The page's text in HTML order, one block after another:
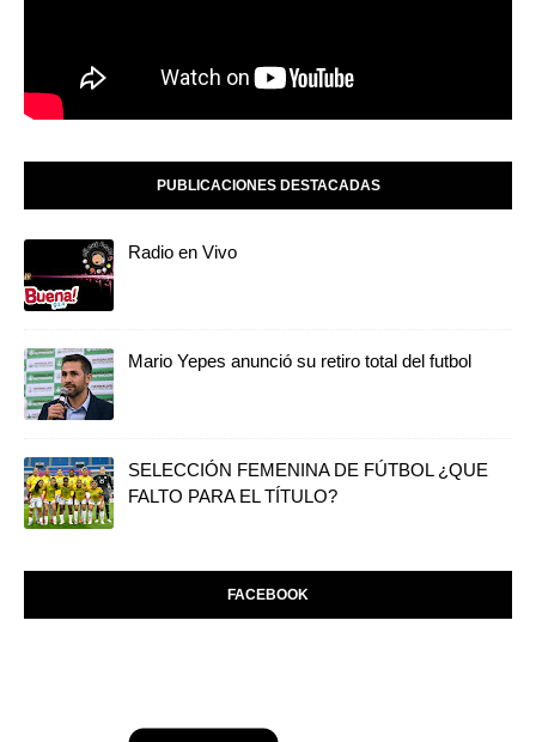
PUBLICACIONES DESTACADAS
Radio en Vivo
Mario Yepes anunció su retiro total del futbol
SELECCIÓN FEMENINA DE FÚTBOL ¿QUE
FALTO PARA EL TÍTULO?
FACEBOOK